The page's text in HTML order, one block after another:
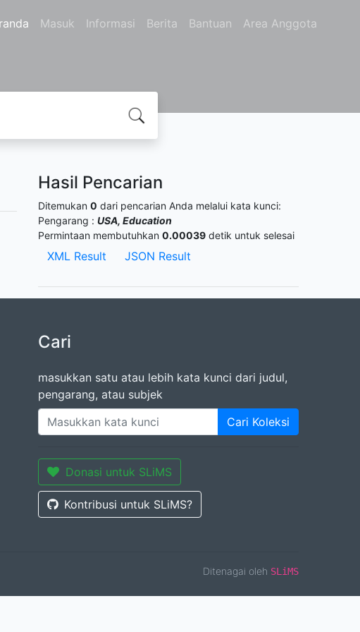
Masuk Informasi Berita Bantuan Area Anggota
Hasil Pencarian
Ditemukan 0 dari pencarian Anda melalui kata kunci:
Pengarang : USA, Education
Permintaan membutuhkan 0.00039 detik untuk selesai
XML Result JSON Result
Cari
masukkan satu atau lebih kata kunci dari judul,
pengarang, atau subjek
Cari Koleksi
Donasi untuk SLiMS
Kontribusi untuk SLiMS?
Ditenagai oleh SLiMS